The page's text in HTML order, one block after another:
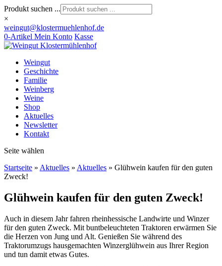
Produkt suchen ...
×
weingut@klostermuehlenhof.de
0-Artikel Mein Konto Kasse
Weingut
Geschichte
Familie
Weinberg
Weine
Shop
Aktuelles
Newsletter
Kontakt
Seite wählen
Startseite » Aktuelles » Aktuelles » Glühwein kaufen für den guten
Zweck!
Glühwein kaufen für den guten Zweck!
Auch in diesem Jahr fahren rheinhessische Landwirte und Winzer
für den guten Zweck. Mit buntbeleuchteten Traktoren erwärmen Sie
die Herzen von Jung und Alt. Genießen Sie während des
Traktorumzugs hausgemachten Winzerglühwein aus Ihrer Region
und tun damit etwas Gutes.